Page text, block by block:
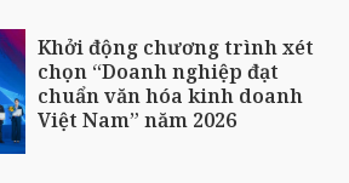
Khởi động chương trình xét
chọn “Doanh nghiệp đạt
chuẩn văn hóa kinh doanh
Việt Nam” năm 2026